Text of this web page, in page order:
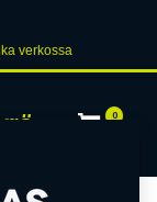
verk​​​​ossa
0